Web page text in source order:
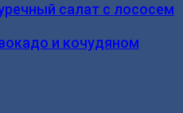
салат с лососем
и кочудяном